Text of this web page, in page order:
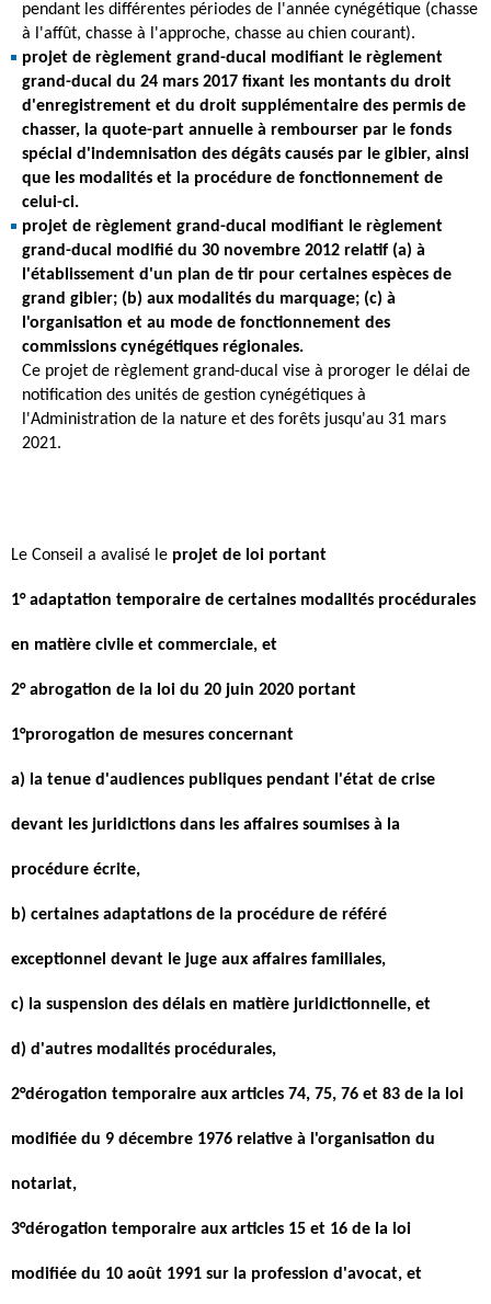
pendant les différentes périodes de l'année cynégétique (chasse
à l'affût, chasse à l'approche, chasse au chien courant).
projet de règlement grand-ducal modifiant le règlement
grand-ducal du 24 mars 2017 fixant les montants du droit
d'enregistrement et du droit supplémentaire des permis de
chasser, la quote-part annuelle à rembourser par le fonds
spécial d'indemnisation des dégâts causés par le gibier, ainsi
que les modalités et la procédure de fonctionnement de
celui-ci.
projet de règlement grand-ducal modifiant le règlement
grand-ducal modifié du 30 novembre 2012 relatif (a) à
l'établissement d'un plan de tir pour certaines espèces de
grand gibier; (b) aux modalités du marquage; (c) à
l'organisation et au mode de fonctionnement des
commissions cynégétiques régionales.
Ce projet de règlement grand-ducal vise à proroger le délai de
notification des unités de gestion cynégétiques à
l'Administration de la nature et des forêts jusqu'au 31 mars
2021.
Le Conseil a avalisé le projet de loi portant
1° adaptation temporaire de certaines modalités procédurales
en matière civile et commerciale, et
2° abrogation de la loi du 20 juin 2020 portant
1°prorogation de mesures concernant
a) la tenue d'audiences publiques pendant l'état de crise
devant les juridictions dans les affaires soumises à la
procédure écrite,
b) certaines adaptations de la procédure de référé
exceptionnel devant le juge aux affaires familiales,
c) la suspension des délais en matière juridictionnelle, et
d) d'autres modalités procédurales,
2°dérogation temporaire aux articles 74, 75, 76 et 83 de la loi
modifiée du 9 décembre 1976 relative à l'organisation du
notariat,
3°dérogation temporaire aux articles 15 et 16 de la loi
modifiée du 10 août 1991 sur la profession d'avocat, et